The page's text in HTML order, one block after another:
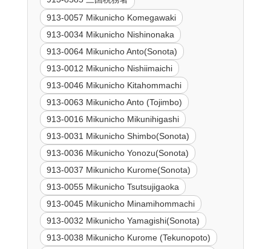
913-0057 Mikunicho Komegawaki
913-0034 Mikunicho Nishinonaka
913-0064 Mikunicho Anto(Sonota)
913-0012 Mikunicho Nishiimaichi
913-0046 Mikunicho Kitahommachi
913-0063 Mikunicho Anto (Tojimbo)
913-0016 Mikunicho Mikunihigashi
913-0031 Mikunicho Shimbo(Sonota)
913-0036 Mikunicho Yonozu(Sonota)
913-0037 Mikunicho Kurome(Sonota)
913-0055 Mikunicho Tsutsujigaoka
913-0045 Mikunicho Minamihommachi
913-0032 Mikunicho Yamagishi(Sonota)
913-0038 Mikunicho Kurome (Tekunopoto)